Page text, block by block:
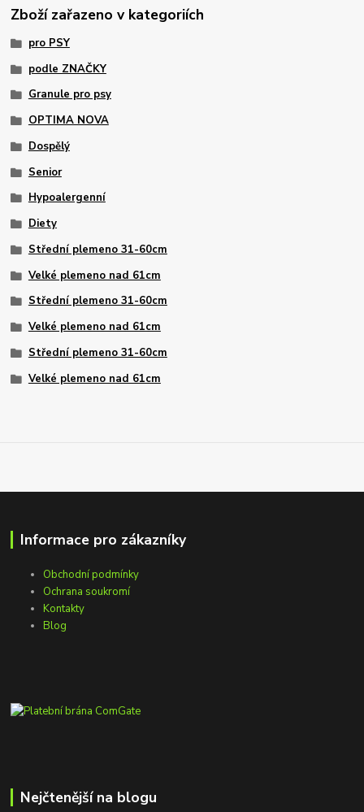
Zboží zařazeno v kategoriích
pro PSY
podle ZNAČKY
Granule pro psy
OPTIMA NOVA
Dospělý
Senior
Hypoalergenní
Diety
Střední plemeno 31-60cm
Velké plemeno nad 61cm
Střední plemeno 31-60cm
Velké plemeno nad 61cm
Střední plemeno 31-60cm
Velké plemeno nad 61cm
Informace pro zákazníky
Obchodní podmínky
Ochrana soukromí
Kontakty
Blog
Nejčtenější na blogu